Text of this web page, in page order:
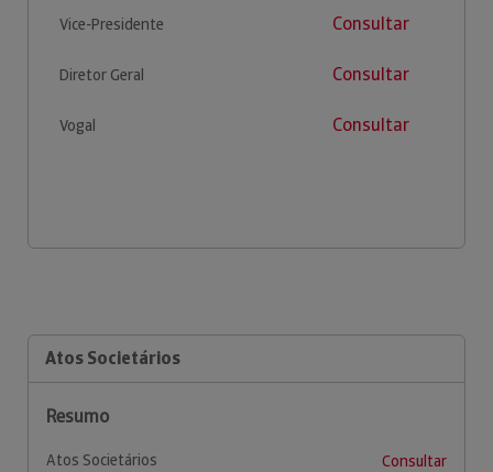
Vice-Presidente Consultar
Diretor Geral Consultar
Vogal Consultar
Atos Societários
Resumo
Atos Societários
Consultar